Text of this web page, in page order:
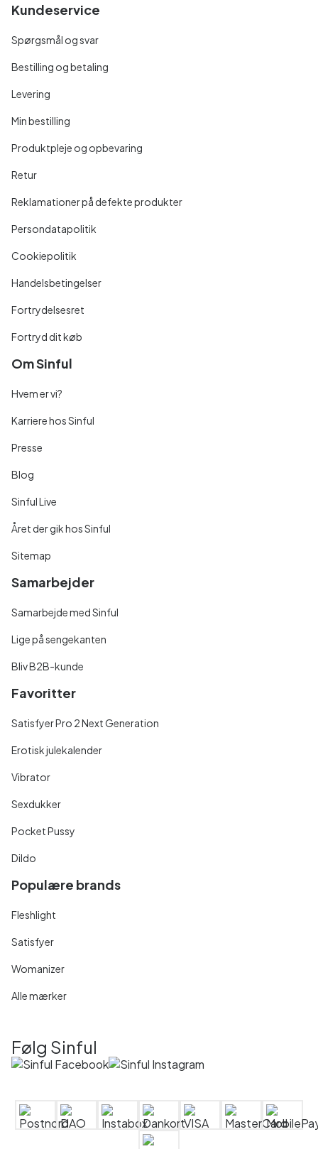
Kundeservice
Spørgsmål og svar
Bestilling og betaling
Levering
Min bestilling
Produktpleje og opbevaring
Retur
Reklamationer på defekte produkter
Persondatapolitik
Cookiepolitik
Handelsbetingelser
Fortrydelsesret
Fortryd dit køb
Om Sinful
Hvem er vi?
Karriere hos Sinful
Presse
Blog
Sinful Live
Året der gik hos Sinful
Sitemap
Samarbejder
Samarbejde med Sinful
Lige på sengekanten
Bliv B2B-kunde
Favoritter
Satisfyer Pro 2 Next Generation
Erotisk julekalender
Vibrator
Sexdukker
Pocket Pussy
Dildo
Populære brands
Fleshlight
Satisfyer
Womanizer
Alle mærker
Følg Sinful